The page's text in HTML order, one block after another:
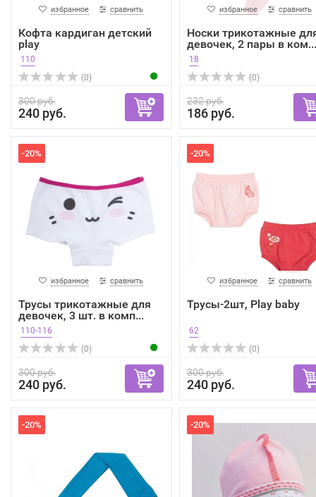
избранное сравнить
Кофта кардиган детский
play
110
(0)
300 руб.
240 руб.
избранное сравнить
Носки трикотажные
девочек, 2 пары в ком...
18
(0)
232 руб.
186 руб.
-20%
избранное сравнить
Трусы трикотажные для
девочек, 3 шт. в комп...
110-116
(0)
300 руб.
240 руб.
-20%
избранное сравнить
Трусы-2шт, Play baby
62
(0)
300 руб.
240 руб.
-20% -20%